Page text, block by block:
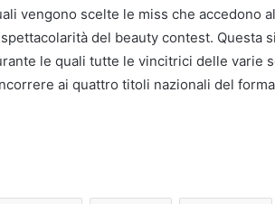
vengono scelte le miss che accedono
del beauty contest. Questa
le quali tutte le vincitrici delle varie
ai quattro titoli nazionali del